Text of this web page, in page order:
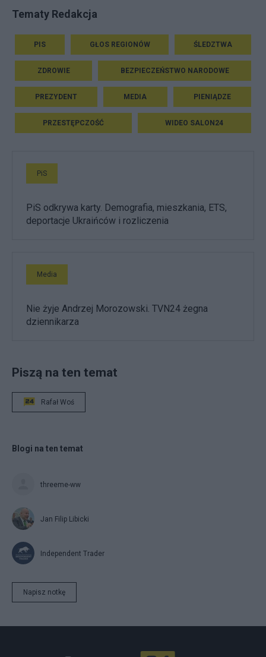
Tematy Redakcja
PIS GŁOS REGIONÓW ŚLEDZTWA
ZDROWIE BEZPIECZEŃSTWO NARODOWE
PREZYDENT MEDIA PIENIĄDZE
PRZESTĘPCZOŚĆ WIDEO SALON24
PiS
PiS odkrywa karty. Demografia, mieszkania, ETS,
deportacje Ukraińców i rozliczenia
Media
Nie żyje Andrzej Morozowski. TVN24 żegna
dziennikarza
Piszą na ten temat
Rafał Woś
Blogi na ten temat
threeme-ww
Jan Filip Libicki
Independent Trader
Napisz notkę